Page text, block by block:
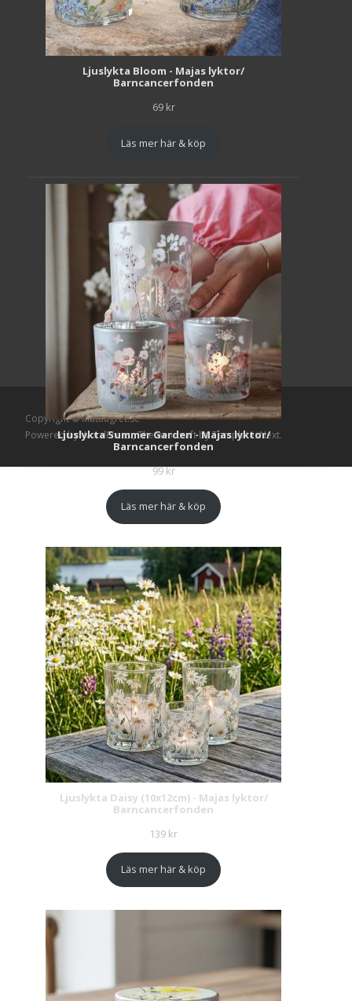
Ljuslykta Bloom - Majas lyktor/
Barncancerfonden
69 kr
Läs mer här & köp
Ljuslykta Summer Garden - Majas lyktor/
Barncancerfonden
99kr
Läs mer här & köp
Ljuslykta Daisy (10x12cm) - Majas lyktor/
Barncancerfonden
139 kr
Läs mer här & köp
Copyright © Mattlagret.se
Powered by WordPress, Themei-craftby TemplatesNext.